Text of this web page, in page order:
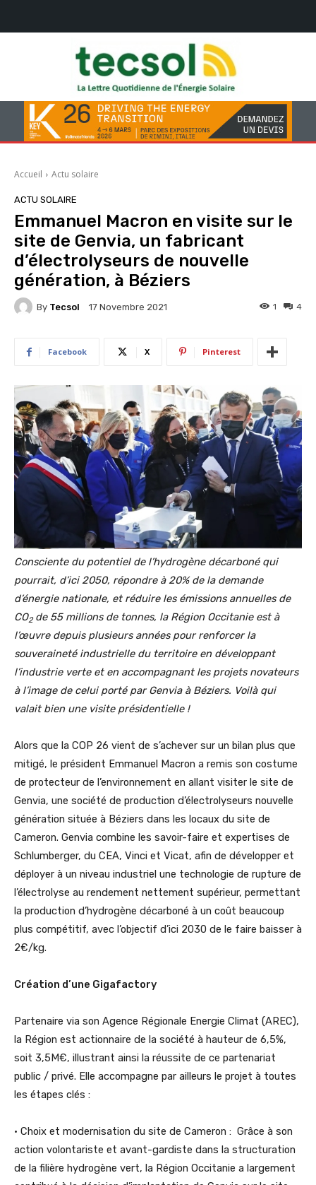
Accueil Actu solaire
ACTU SOLAIRE
Emmanuel Macron en visite sur le
site de Genvia, un fabricant
d’électrolyseurs de nouvelle
génération, à Béziers
By Tecsol 17 Novembre 2021 4
1
Facebook X Pinterest
Consciente du potentiel de l’hydrogène décarboné qui
pourrait, d’ici 2050, répondre à 20% de la demande
d’énergie nationale, et réduire les émissions annuelles de
CO2de 55 millions de tonnes, la Région Occitanie est à
l’œuvre depuis plusieurs années pour renforcer la
souveraineté industrielle du territoire en développant
l’industrie verte et en accompagnant les projets novateurs
à l’image de celui porté par Genvia à Béziers. Voilà qui
valait bien une visite présidentielle !
Alors que la COP 26 vient de s’achever sur un bilan plus que
mitigé, le président Emmanuel Macron a remis son costume
de protecteur de l’environnement en allant visiter le site de
Genvia, une société de production d’électrolyseurs nouvelle
génération située à Béziers dans les locaux du site de
Cameron. Genvia combine les savoir-faire et expertises de
Schlumberger, du CEA, Vinci et Vicat, afin de développer et
déployer à un niveau industriel une technologie de rupture de
l’électrolyse au rendement nettement supérieur, permettant
la production d’hydrogène décarboné à un coût beaucoup
plus compétitif, avec l’objectif d’ici 2030 de le faire baisser à
2€/kg.
Création d’une Gigafactory
Partenaire via son Agence Régionale Energie Climat (AREC),
la Région est actionnaire de la société à hauteur de 6,5%,
soit 3,5M€, illustrant ainsi la réussite de ce partenariat
public / privé. Elle accompagne par ailleurs le projet à toutes
les étapes clés :
• Choix et modernisation du site de Cameron : Grâce à son
action volontariste et avant-gardiste dans la structuration
de la filière hydrogène vert, la Région Occitanie a largement